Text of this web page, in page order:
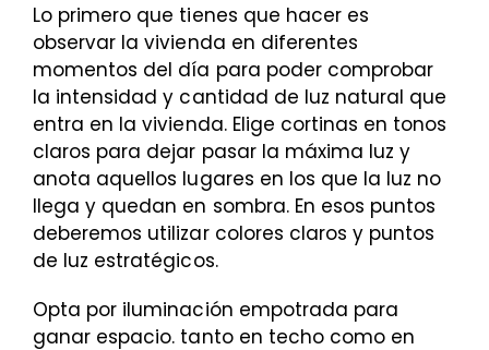
Lo primero que tienes que hacer es
observar la vivienda en diferentes
momentos del día para poder comprobar
la intensidad y cantidad de luz natural que
entra en la vivienda. Elige cortinas en tonos
claros para dejar pasar la máxima luz y
anota aquellos lugares en los que la luz no
llega y quedan en sombra. En esos puntos
deberemos utilizar colores claros y puntos
de luz estratégicos.
Opta por iluminación empotrada para
ganar espacio. tanto en techo como en